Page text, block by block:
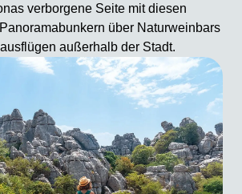
verborgene Seite mit diesen
über Naturweinbars
außerhalb der Stadt.